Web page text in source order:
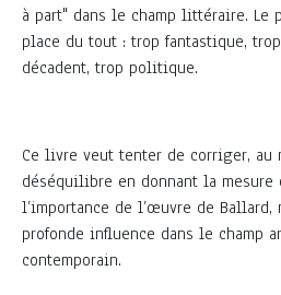
à part" dans le champ littéraire. Le
place du tout : trop fantastique,
décadent, trop politique.
Ce livre veut tenter de corriger, au
déséquilibre en donnant la mesure
l’importance de l’œuvre de Ballard,
profonde influence dans le champ
contemporain.